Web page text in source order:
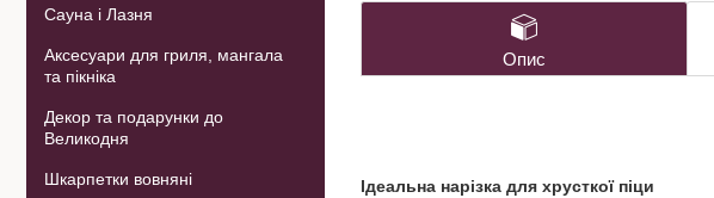
Опис
Ідеальна нарізка для хрусткої піци
Сауна і Лазня
Аксесуари для гриля, мангала
та пікніка
Декор та подарунки до
Великодня
Шкарпетки вовняні